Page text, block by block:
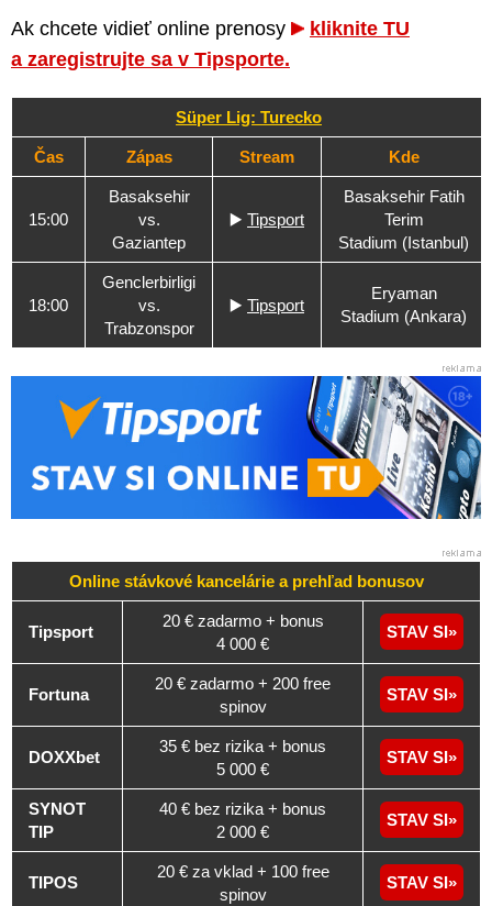
Ak chcete vidieť online prenosy
kliknite TU
a zaregistrujte sa v Tipsporte.
Süper Lig: Turecko
Čas Zápas Stream Kde
15:00
Basaksehir
vs.
Gaziantep
▶️ Tipsport
Basaksehir Fatih
Terim
Stadium (Istanbul)
18:00
Genclerbirligi
vs.
Trabzonspor
▶️ Tipsport
Eryaman
Stadium (Ankara)
Online stávkové kancelárie a prehľad bonusov
Tipsport
20 € zadarmo + bonus
4 000 €
STAV SI
Fortuna
20 € zadarmo + 200 free
spinov
STAV SI
DOXXbet
35 € bez rizika + bonus
5 000 €
STAV SI
SYNOT
TIP
40 € bez rizika + bonus
2 000 €
STAV SI
TIPOS
20 € za vklad + 100 free
spinov
STAV SI